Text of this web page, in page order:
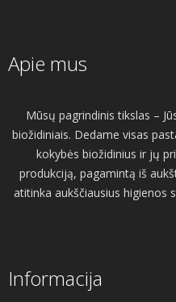
Apie mus
Mūsų pagrindinis tikslas –
biožidiniais. Dedame visas
kokybės biožidinius ir jų
produkciją, pagamintą iš
atitinka aukščiausius higienos
Informacija